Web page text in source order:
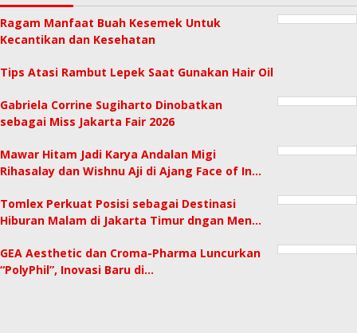
Ragam Manfaat Buah Kesemek Untuk
Kecantikan dan Kesehatan
Tips Atasi Rambut Lepek Saat Gunakan Hair Oil
Gabriela Corrine Sugiharto Dinobatkan
sebagai Miss Jakarta Fair 2026
Mawar Hitam Jadi Karya Andalan Migi
Rihasalay dan Wishnu Aji di Ajang Face of In…
Tomlex Perkuat Posisi sebagai Destinasi
Hiburan Malam di Jakarta Timur dngan Men…
GEA Aesthetic dan Croma-Pharma Luncurkan
“PolyPhil”, Inovasi Baru di…